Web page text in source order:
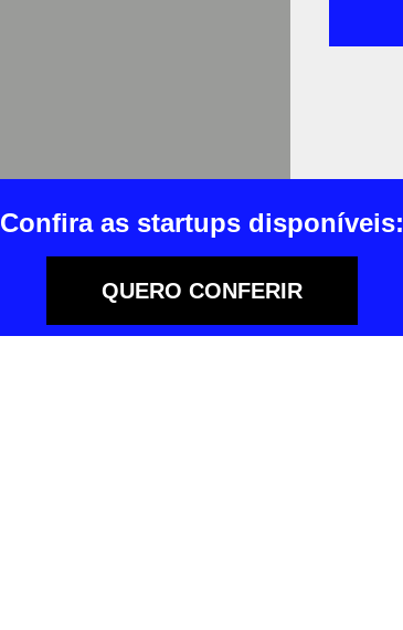
Confira as startups disponíveis:
QUERO CONFERIR